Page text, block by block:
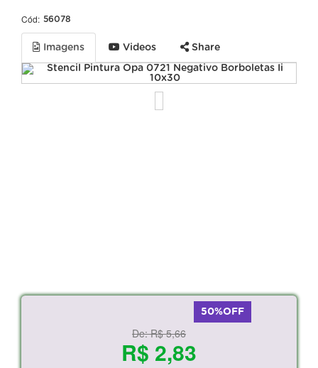
Cód: 56078
Imagens Videos Share
50%OFF
De:R$ 5,66
R$ 2,83